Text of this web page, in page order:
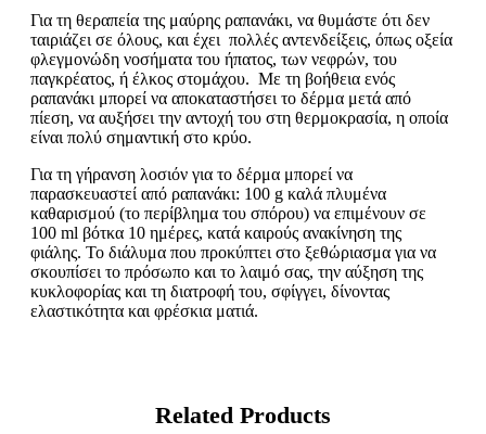
Για τη θεραπεία της μαύρης ραπανάκι, να θυμάστε ότι δεν
ταιριάζει σε όλους, και έχει πολλές αντενδείξεις, όπως οξεία
φλεγμονώδη νοσήματα του ήπατος, των νεφρών, του
παγκρέατος, ή έλκος στομάχου. Με τη βοήθεια ενός
ραπανάκι μπορεί να αποκαταστήσει το δέρμα μετά από
πίεση, να αυξήσει την αντοχή του στη θερμοκρασία, η οποία
είναι πολύ σημαντική στο κρύο.
Για τη γήρανση λοσιόν για το δέρμα μπορεί να
παρασκευαστεί από ραπανάκι: 100 g καλά πλυμένα
καθαρισμού (το περίβλημα του σπόρου) να επιμένουν σε
100 ml βότκα 10 ημέρες, κατά καιρούς ανακίνηση της
φιάλης. Το διάλυμα που προκύπτει στο ξεθώριασμα για να
σκουπίσει το πρόσωπο και το λαιμό σας, την αύξηση της
κυκλοφορίας και τη διατροφή του, σφίγγει, δίνοντας
ελαστικότητα και φρέσκια ματιά.
Related Products